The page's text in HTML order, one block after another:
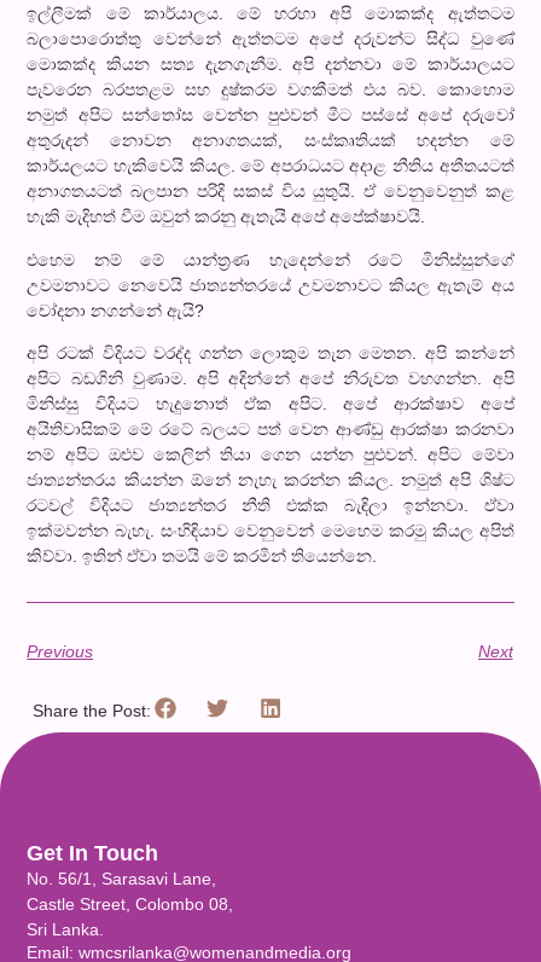
ඉල්ලීමක් මේ කාර්යාලය. මේ හරහා අපි මොකක්ද ඇත්තටම
බලාපොරොත්තු වෙන්නේ ඇත්තටම අපේ දරුවන්ට සිද්ධ වුණේ
මොකක්ද කියන සත්‍ය දැනගැනීම. අපි දන්නවා මේ කාර්යාලයට
පැවරෙන බරපතළම සහ දුෂ්කරම වගකීමත් එය බව. කොහොම
නමුත් අපිට සන්තෝස වෙන්න පුළුවන් මීට පස්සේ අපේ දරුවෝ
අතුරුදන් නොවන අනාගතයක්, සංස්කෘතියක් හදන්න මේ
කාර්යලයට හැකිවෙයි කියල. මේ අපරාධයට අදාළ නීතිය අතීතයටත්
අනාගතයටත් බලපාන පරිදි සකස් විය යුතුයි. ඒ වෙනුවෙනුත් කළ
හැකි මැදිහත් වීම ඔවුන් කරනු ඇතැයි අපේ අපේක්ෂාවයි.
එහෙම නම් මේ යාන්ත්‍රණ හැදෙන්නේ රටේ මිනිස්සුන්ගේ
උවමනාවට නෙවෙයි ජාත්‍යන්තරයේ උවමනාවට කියල ඇතැම් අය
චෝදනා නගන්නේ ඇයි?
අපි රටක් විදියට වරද්ද ගන්න ලොකුම තැන මෙතන. අපි කන්නේ
අපිට බඩගිනි වුණාම. අපි අදින්නේ අපේ නිරුවත වහගන්න. අපි
මිනිස්සු විදියට හැදුනොත් ඒක අපිට. අපේ ආරක්ෂාව අපේ
අයිතිවාසිකම් මේ රටේ බලයට පත් වෙන ආණ්ඩු ආරක්ෂා කරනවා
නම් අපිට ඔළුව කෙලින් තියා ගෙන යන්න පුළුවන්. අපිට මේවා
ජාත්‍යන්තරය කියන්න ඕනේ නැහැ කරන්න කියල. නමුත් අපි ශිෂ්ට
රටවල් විදියට ජාත්‍යන්තර නීති එක්ක බැඳිලා ඉන්නවා. ඒවා
ඉක්මවන්න බැහැ. සංහිඳියාව වෙනුවෙන් මෙහෙම කරමු කියල අපිත්
කිව්වා. ඉතින් ඒවා තමයි මේ කරමින් තියෙන්නෙ.
Previous Next
Share the Post:
Get In Touch
No. 56/1, Sarasavi Lane,
Castle Street, Colombo 08,
Sri Lanka.
Email: wmcsrilanka@womenandmedia.org